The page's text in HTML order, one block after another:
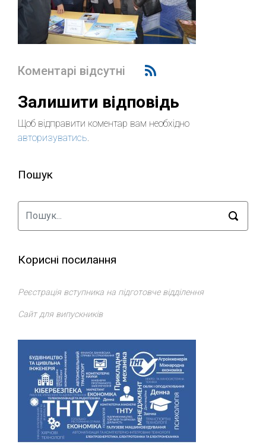
Коментарі відсутні
Залишити відповідь
Щоб відправити коментар вам необхідно
авторизуватись.
Пошук
Корисні посилання
Реєстрація вступника на підготовче відділення
Сайт для випускників